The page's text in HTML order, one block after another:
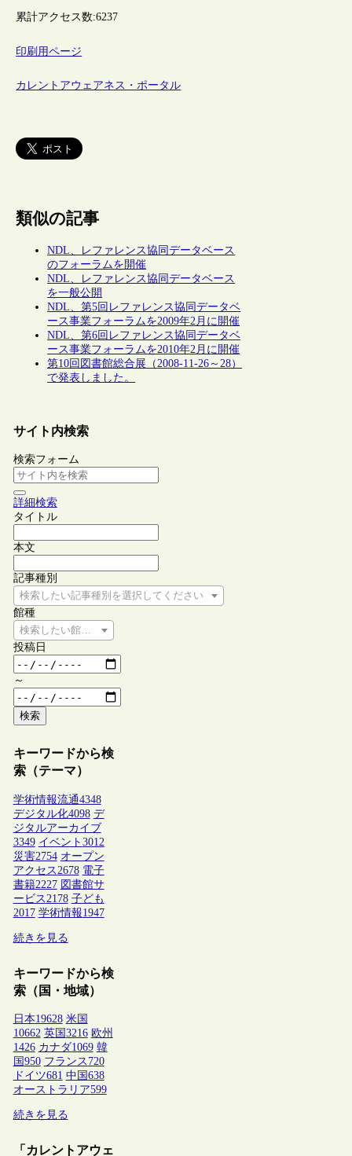
累計アクセス数:6237
印刷用ページ
カレントアウェアネス・ポータル
類似の記事
NDL、レファレンス協同データベース
のフォーラムを開催
NDL、レファレンス協同データベース
を一般公開
NDL、第5回レファレンス協同データベ
ース事業フォーラムを2009年2月に開催
NDL、第6回レファレンス協同データベ
ース事業フォーラムを2010年2月に開催
第10回図書館総合展（2008-11-26～28）
で発表しました。
サイト内検索
検索フォーム
詳細検索
タイトル
本文
記事種別
検索したい記事種別を選択してください
館種
検索したい館種を選択してください
投稿日
～
検索
キーワードから検
索（テーマ）
学術情報流通4348
デジタル化4098 デ
ジタルアーカイブ
3349 イベント 3012
災害2754 オープン
アクセス 2678 電子
書籍2227 図書館サ
ービス 2178 子ども
2017 学術情報1947
続きを見る
キーワードから検
索（国・地域）
日本19628 米国
10662 英国 3216 欧州
1426 カナダ1069 韓
国 950 フランス 720
ドイツ681 中国 638
オーストラリア599
続きを見る
「カレントアウェ